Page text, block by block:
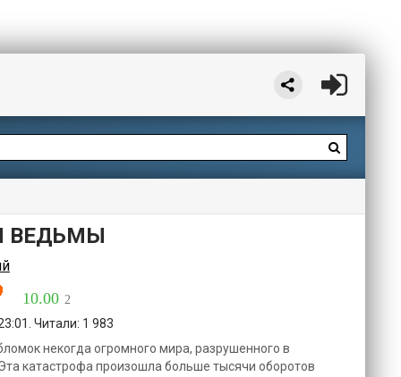
ВЕДЬМЫ
10.00 2
Читали: 1 983
некогда огромного мира, разрушенного в
катастрофа произошла больше тысячи оборотов